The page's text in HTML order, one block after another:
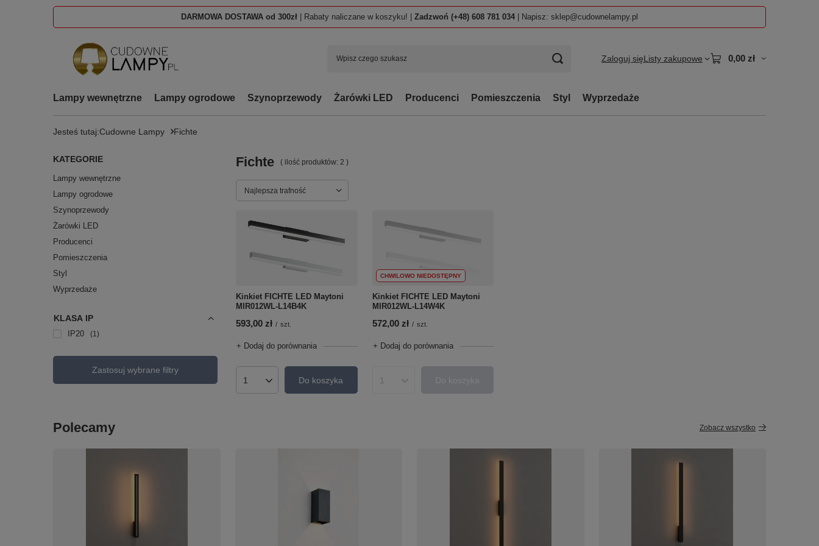
DARMOWA DOSTAWA od 300zł | Rabaty naliczane w koszyku! | Zadzwoń (+48) 608 781 034 | Napisz: sklep@cudownelampy.pl
Zaloguj sięListy zakupowe 0,00 zł
Lampy wewnętrzne Lampy ogrodowe Szynoprzewody Żarówki LED Producenci Pomieszczenia Styl Wyprzedaże
Jesteś tutaj:Cudowne Lampy Fichte
KATEGORIE
Lampy wewnętrzne
Lampy ogrodowe
Szynoprzewody
Żarówki LED
Producenci
Pomieszczenia
Styl
Wyprzedaże
KLASA IP
IP20 1
Zastosuj wybrane filtry
Fichte ( ilość produktów: 2 )
Zmień sortowanie
Najlepsza trafność
Kinkiet FICHTE LED Maytoni
MIR012WL-L14B4K
593,00 zł / szt.
+ Dodaj do porównania
Ilość produktówDo koszyka
CHWILOWO NIEDOSTĘPNY
Kinkiet FICHTE LED Maytoni
MIR012WL-L14W4K
572,00 zł / szt.
+ Dodaj do porównania
Ilość produktówDo koszyka
Polecamy Zobacz wszystko